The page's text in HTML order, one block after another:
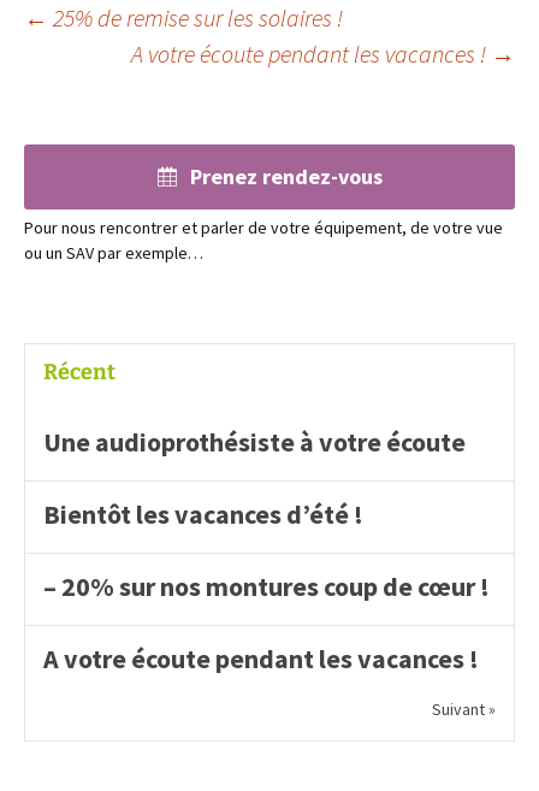
Navigation
articles
← 25% de remise sur les solaires !
A votre écoute pendant les vacances ! →
Prenez rendez-vous
Pour nous rencontrer et parler de votre équipement, de votre vue
ou un SAV par exemple…
Récent
Une audioprothésiste à votre écoute
Bientôt les vacances d’été !
– 20% sur nos montures coup de cœur !
A votre écoute pendant les vacances !
Suivant »